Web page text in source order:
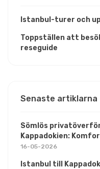
Istanbul-turer och
Toppställen att
reseguide
Senaste artiklarna
Sömlös
Kappadokien:
16-05-2026
Istanbul till